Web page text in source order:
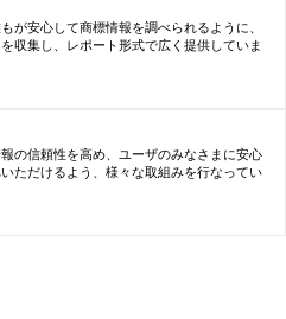
が安心して商標情報を調べられるように、
収集し、レポート形式で広く提供していま
の信頼性を高め、ユーザのみなさまに安心
ただけるよう、様々な取組みを行なってい